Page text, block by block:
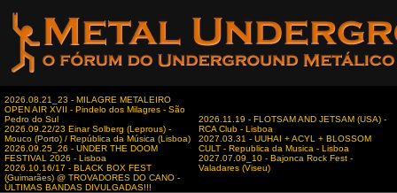
2026.08.21_23 - MILAGRE METALEIRO
OPEN AIR XVII - Pindelo dos Milagres - São
Pedro do Sul
2026.09.22/23 Einar Solberg (Leprous) -
Mouco (Porto) / República da Música (Lisboa)
2026.09.25_26 - UNDER THE DOOM
FESTIVAL 2026 - Lisboa
2026.10.16/17 - BLACK BOX FEST
(Guimarães) @ TROVADORES DO CANO -
ÚLTIMAS BANDAS DIVULGADAS!!!
2026.11.19 - FLOTSAM AND JETSAM (USA) -
RCA Club - Lisboa
2027.03.31 - UUHAI + ACYL + BLOSSOM
CULT - Republica da Musica - Lisboa
2027.07.09_10 - Bajonca Rock Fest -
Valadares (Viseu)